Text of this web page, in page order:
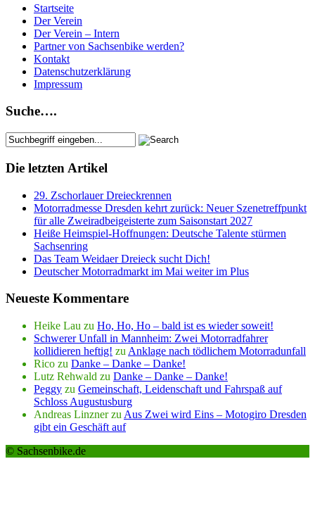
Startseite
Der Verein
Der Verein – Intern
Partner von Sachsenbike werden?
Kontakt
Datenschutzerklärung
Impressum
Suche….
Die letzten Artikel
29. Zschorlauer Dreieckrennen
Motorradmesse Dresden kehrt zurück: Neuer Szenetreffpunkt
für alle Zweiradbeigeisterte zum Saisonstart 2027
Heiße Heimspiel-Hoffnungen: Deutsche Talente stürmen
Sachsenring
Das Team Weidaer Dreieck sucht Dich!
Deutscher Motorradmarkt im Mai weiter im Plus
Neueste Kommentare
Heike Lau zu Ho, Ho, Ho – bald ist es wieder soweit!
Schwerer Unfall in Mannheim: Zwei Motorradfahrer
kollidieren heftig! zu Anklage nach tödlichem Motorradunfall
Rico zu Danke – Danke – Danke!
Lutz Rehwald zu Danke – Danke – Danke!
Peggy zu Gemeinschaft, Leidenschaft und Fahrspaß auf
Schloss Augustusburg
Andreas Linznerzu Aus Zwei wird Eins – Motogiro Dresden
gibt ein Geschäft auf
© Sachsenbike.de